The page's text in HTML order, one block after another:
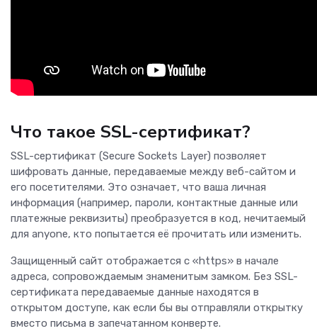
Что такое SSL-сертификат?
SSL-сертификат (Secure Sockets Layer) позволяет
шифровать данные, передаваемые между веб-сайтом и
его посетителями. Это означает, что ваша личная
информация (например, пароли, контактные данные или
платежные реквизиты) преобразуется в код, нечитаемый
для anyone, кто попытается её прочитать или изменить.
Защищенный сайт отображается с «https» в начале
адреса, сопровождаемым знаменитым замком. Без SSL-
сертификата передаваемые данные находятся в
открытом доступе, как если бы вы отправляли открытку
вместо письма в запечатанном конверте.